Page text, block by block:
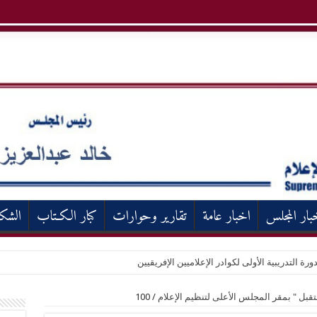
المجلس اخبار عامة تقارير وحوارات كبار الكـتاب
التدريبية الأولى لكوادر الإعلاميين الإفريقيين
" بمقر المجلس الأعلى لتنظيم الإعلام /
100